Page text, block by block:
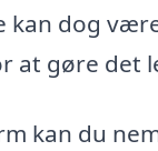
kan dog
at gøre det
kan du